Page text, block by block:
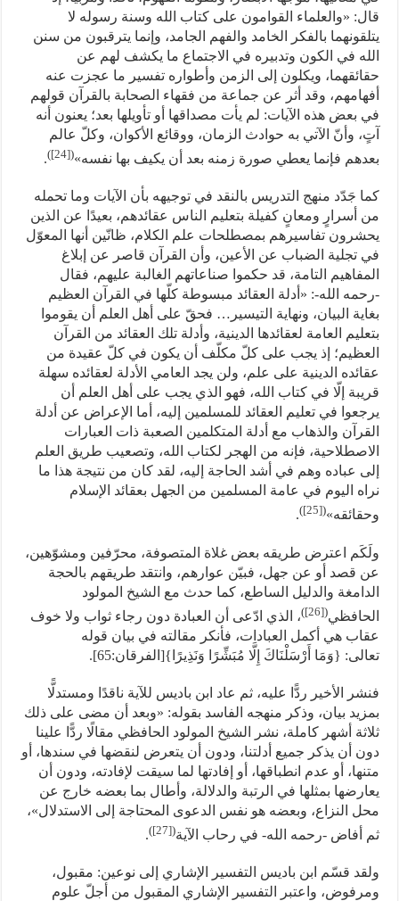
قال: «والعلماء القوامون على كتاب الله وسنة رسوله لا
يتلقونهما بالفكر الخامد والفهم الجامد، وإنما يترقبون من سنن
الله في الكون وتدبيره في الاجتماع ما يكشف لهم عن
حقائقهما، ويكلون إلى الزمن وأطواره تفسير ما عجزت عنه
أفهامهم، وقد أثر عن جماعة من فقهاء الصحابة بالقرآن قولهم
في بعض هذه الآيات: لم يأت مصداقها أو تأويلها بعد؛ يعنون أنه
آتٍ، وأنّ الآتي به حوادث الزمان، ووقائع الأكوان، وكلّ عالم
بعدهم فإنما يعطي صورة زمنه بعد أن يكيف بها نفسه»(
[24]
)
.
كما جَدّد منهج التدريس بالنقد في توجيهه بأن الآيات وما تحمله
من أسرارٍ ومعانٍ كفيلة بتعليم الناس عقائدهم، بعيدًا عن الذين
يحشرون تفاسيرهم بمصطلحات علم الكلام، ظانّين أنها المعوّل
في تجلية الضباب عن الأعين، وأن القرآن قاصر عن إبلاغ
المفاهيم التامة، قد حكموا صناعاتهم الغالبة عليهم، فقال
-رحمه الله-: «أدلة العقائد مبسوطة كلّها في القرآن العظيم
بغاية البيان، ونهاية التيسير… فحقّ على أهل العلم أن يقوموا
بتعليم العامة لعقائدها الدينية، وأدلة تلك العقائد من القرآن
العظيم؛ إذ يجب على كلّ مكلّف أن يكون في كلّ عقيدة من
عقائده الدينية على علم، ولن يجد العامي الأدلة لعقائده سهلة
قريبة إلّا في كتاب الله، فهو الذي يجب على أهل العلم أن
يرجعوا في تعليم العقائد للمسلمين إليه، أما الإعراض عن أدلة
القرآن والذهاب مع أدلة المتكلمين الصعبة ذات العبارات
الاصطلاحية، فإنه من الهجر لكتاب الله، وتصعيب طريق العلم
إلى عباده وهم في أشد الحاجة إليه، لقد كان من نتيجة هذا ما
نراه اليوم في عامة المسلمين من الجهل بعقائد الإسلام
وحقائقه»(
[25]
)
.
ولَكَم اعترض طريقه بعض غلاة المتصوفة، محرّفين ومشوّهين،
عن قصد أو عن جهل، فبيّن عوارهم، وانتقد طريقهم بالحجة
الدامغة والدليل الساطع، كما حدث مع الشيخ المولود
الحافظي(
[26]
)، الذي ادّعى أن العبادة دون رجاء ثواب ولا خوف
عقاب هي أكمل العبادات، فأنكر مقالته في بيان قوله
تعالى: {وَمَا أَرْسَلْنَاكَ إِلَّا مُبَشِّرًا وَنَذِيرًا}[الفرقان:65].
فنشر الأخير ردًّا عليه، ثم عاد ابن باديس للآية ناقدًا ومستدلًّا
بمزيد بيان، وذكر منهجه الفاسد بقوله: «وبعد أن مضى على ذلك
ثلاثة أشهر كاملة، نشر الشيخ المولود الحافظي مقالًا ردًّا علينا
دون أن يذكر جميع أدلتنا، ودون أن يتعرض لنقضها في سندها، أو
متنها، أو عدم انطباقها، أو إفادتها لما سيقت لإفادته، ودون أن
يعارضها بمثلها في الرتبة والدلالة، وأطال بما بعضه خارج عن
محل النزاع، وبعضه هو نفس الدعوى المحتاجة إلى الاستدلال»،
ثم أفاض -رحمه الله- في رحاب الآية(
[27]
)
.
ولقد قسّم ابن باديس التفسير الإشاري إلى نوعين: مقبول،
ومرفوض، واعتبر التفسير الإشاري المقبول من أجلّ علوم